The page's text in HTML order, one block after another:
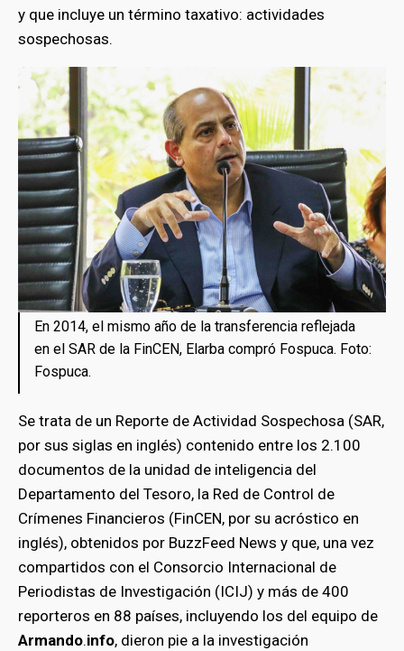
y que incluye un término taxativo: actividades
sospechosas.
En 2014, el mismo año de la transferencia reflejada
en el SAR de la FinCEN, Elarba compró Fospuca. Foto:
Fospuca.
Se trata de un Reporte de Actividad Sospechosa (SAR,
por sus siglas en inglés) contenido entre los 2.100
documentos de la unidad de inteligencia del
Departamento del Tesoro, la Red de Control de
Crímenes Financieros (FinCEN, por su acróstico en
inglés), obtenidos por BuzzFeed News y que, una vez
compartidos con el Consorcio Internacional de
Periodistas de Investigación (ICIJ) y más de 400
reporteros en 88 países, incluyendo los del equipo de
Armando.info, dieron pie a la investigación